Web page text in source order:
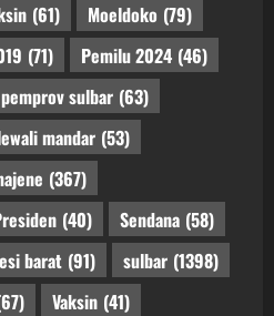
(61) Moeldoko (79)
(71) Pemilu 2024 (46)
pemprov sulbar (63)
mandar (53)
(367)
(40) Sendana (58)
barat (91) sulbar (1398)
Vaksin (41)